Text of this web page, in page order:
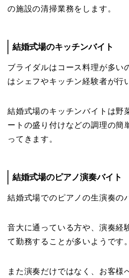
の施設の清掃業務をします。
結婚式場のキッチンバイト
ブライダルはコース料理が多い
はシェフやキッチン経験者が行
結婚式場のキッチンバイトは野
ートの盛り付けなどの調理の簡
ってきます。
結婚式場のピアノ演奏バイト
結婚式場でのピアノの生演奏の
音大に通っている方や、演奏経
て勤務することが多いようです。
また演奏だけではなく、お客様